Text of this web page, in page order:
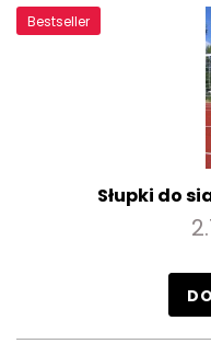
Bestseller
Słupki do